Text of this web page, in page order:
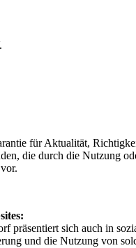
für Aktualität,
die durch die Nutzung
präsentiert sich auch in
und die Nutzung von